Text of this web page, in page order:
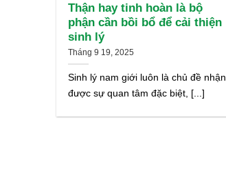
Thận hay tinh hoàn là bộ
phận cần bồi bổ để cải thiện
sinh lý
Tháng 9 19, 2025
Sinh lý nam giới luôn là chủ đề nhận
được sự quan tâm đặc biệt, [...]